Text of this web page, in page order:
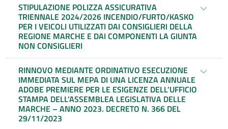
STIPULAZIONE POLIZZA ASSICURATIVA
TRIENNALE 2024/2026 INCENDIO/FURTO/KASKO
PER I VEICOLI UTILIZZATI DAI CONSIGLIERI DELLA
REGIONE MARCHE E DAI COMPONENTI LA GIUNTA
NON CONSIGLIERI
RINNOVO MEDIANTE ORDINATIVO ESECUZIONE
IMMEDIATA SUL MEPA DI UNA LICENZA ANNUALE
ADOBE PREMIERE PER LE ESIGENZE DELL’UFFICIO
STAMPA DELL’ASSEMBLEA LEGISLATIVA DELLE
MARCHE – ANNO 2023. DECRETO N. 366 DEL
29/11/2023